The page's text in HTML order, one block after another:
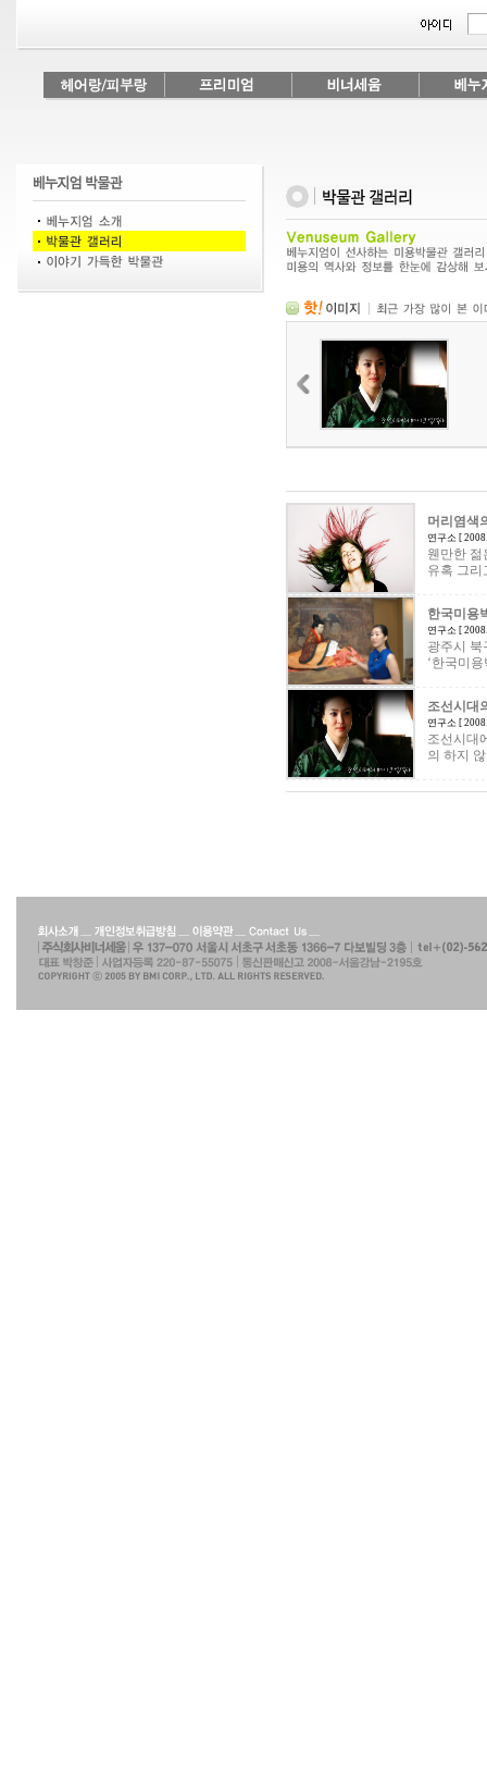
머리염색
연구소 [
웬만한 젊
유혹 그리
한국미용
연구소 [
광주시 북
‘한국미
조선시대
연구소 [
조선시대
의 하지